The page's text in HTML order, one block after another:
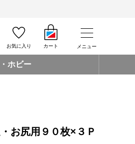
お気に入り カート メニュー
ホビー
お尻用９０枚×３Ｐ